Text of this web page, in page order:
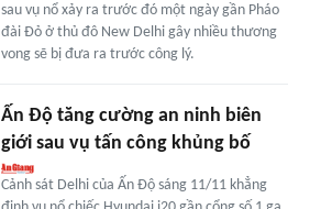
sau vụ nổ xảy ra trước đó một ngày gần Pháo
đài Đỏ ở thủ đô New Delhi gây nhiều thương
vong sẽ bị đưa ra trước công lý.
Ấn Độ tăng cường an ninh biên
giới sau vụ tấn công khủng bố
Cảnh sát Delhi của Ấn Độ sáng 11/11 khẳng